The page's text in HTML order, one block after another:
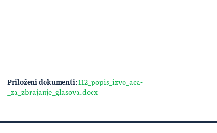
Priloženi dokumenti:112_popis_izvo_aca-
_za_zbrajanje_glasova.docx